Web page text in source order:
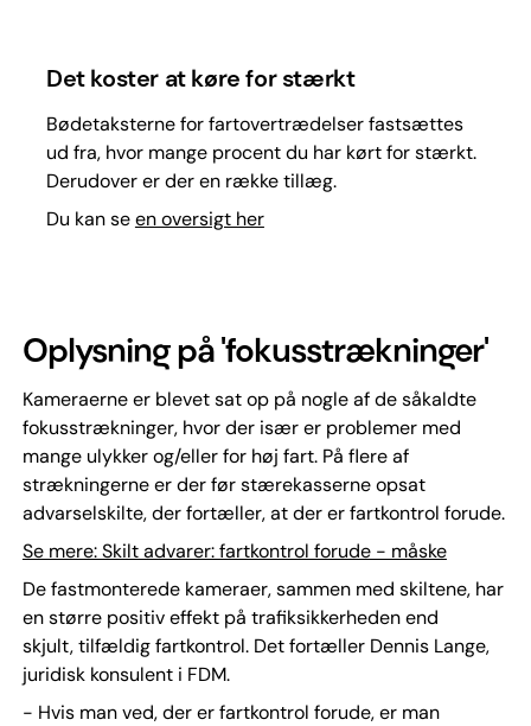
Det koster at køre for stærkt
Bødetaksterne for fartovertrædelser fastsættes
ud fra, hvor mange procent du har kørt for stærkt.
Derudover er der en række tillæg.
Du kan seen oversigt her
Oplysning på 'fokusstrækninger'
Kameraerne er blevet sat op på nogle af de såkaldte
fokusstrækninger, hvor der især er problemer med
mange ulykker og/eller for høj fart. På flere af
strækningerne er der før stærekasserne opsat
advarselskilte, der fortæller, at der er fartkontrol forude.
Se mere: Skilt advarer: fartkontrol forude - måske
De fastmonterede kameraer, sammen med skiltene, har
en større positiv effekt på trafiksikkerheden end
skjult, tilfældig fartkontrol. Det fortæller Dennis Lange,
juridisk konsulent i FDM.
- Hvis man ved, der er fartkontrol forude, er man